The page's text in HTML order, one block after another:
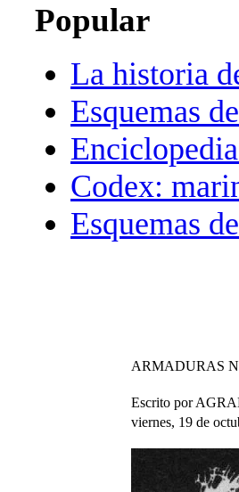
Popular
La historia
Esquemas
Codex:
Esquemas
ARMADURAS
Escrito por
viernes, 19 de